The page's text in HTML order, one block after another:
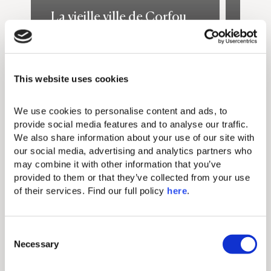
This website uses cookies
We use cookies to personalise content and ads, to
provide social media features and to analyse our traffic.
We also share information about your use of our site with
our social media, advertising and analytics partners who
may combine it with other information that you’ve
provided to them or that they’ve collected from your use
of their services. Find our full policy here.
Necessary
La vieille ville de Corfou
les plus emblématiques de
son architecture vénitienne et
Découvrez les musées, les
marchés et les sites
historiques de cette
destination classée au
patrimoine mondial de
l’UNESCO.
Pour Aller Plus Loin